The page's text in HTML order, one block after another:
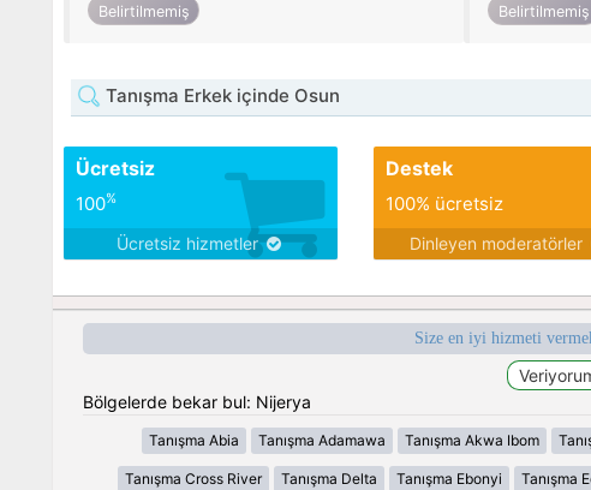
Belirtilmemiş Belirtilmemiş
Tanışma Erkek içinde Osun
Ücretsiz
100%
Ücretsiz hizmetler
Destek
100% ücretsiz
Dinleyen moderatörler
Size en iyi hizmeti
Bölgelerde bekar bul: Nijerya
Tanışma Abia Tanışma Adamawa Tanışma Akwa Ibom
Tanışma Cross River Tanışma Delta Tanışma Ebonyi Tanışma